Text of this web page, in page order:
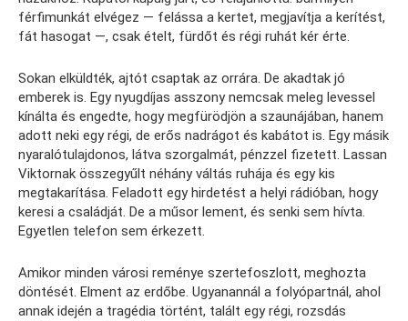
férfimunkát elvégez — felássa a kertet, megjavítja a kerítést,
fát hasogat —, csak ételt, fürdőt és régi ruhát kér érte.
Sokan elküldték, ajtót csaptak az orrára. De akadtak jó
emberek is. Egy nyugdíjas asszony nemcsak meleg levessel
kínálta és engedte, hogy megfürödjön a szaunájában, hanem
adott neki egy régi, de erős nadrágot és kabátot is. Egy másik
nyaralótulajdonos, látva szorgalmát, pénzzel fizetett. Lassan
Viktornak összegyűlt néhány váltás ruhája és egy kis
megtakarítása. Feladott egy hirdetést a helyi rádióban, hogy
keresi a családját. De a műsor lement, és senki sem hívta.
Egyetlen telefon sem érkezett.
Amikor minden városi reménye szertefoszlott, meghozta
döntését. Elment az erdőbe. Ugyanannál a folyópartnál, ahol
annak idején a tragédia történt, talált egy régi, rozsdás